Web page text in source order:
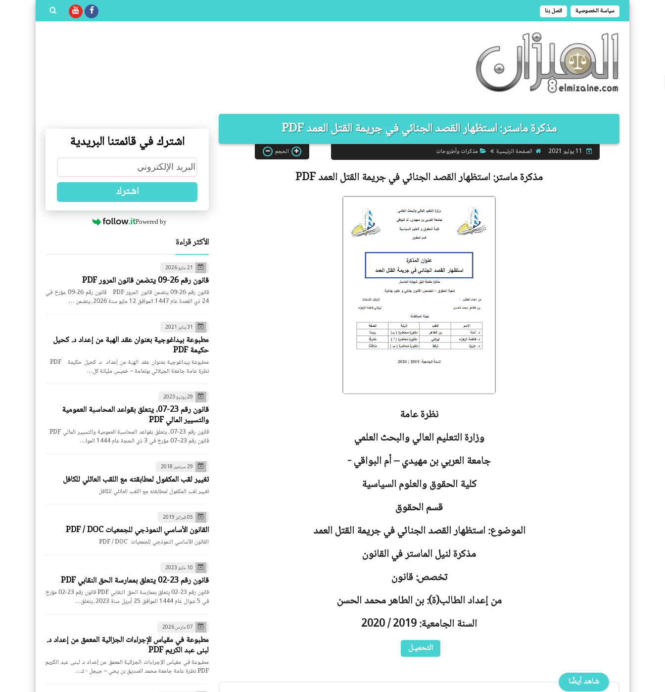
سياسة الخصوصية اتصل بنا
مذكرة ماستر: استظهار القصد الجنائي في جريمة القتل العمد PDF
الصفحة الرئيسية مذكرات وأطروحات الحجم
مذكرة ماستر:استظهار القصد الجنائي في جريمة القتل العمدPDF
نظرة عامة
وزارة التعليم العالي والبحث العلمي
جامعةالعربي بن مهيدي – أم البواقي -
كلية الحقوق والعلوم السياسية
قسم الحقوق
الموضوع: استظهار القصد الجنائي في جريمة القتل العمد
مذكرة لنيل الماستر في القانون
تخصص: قانون
من إعداد الطالب(ة): بن الطاهر محمد الحسن
السنة الجامعية: 2019 / 2020
التحميـل
شاهد أيضًا
اشترك في قائمتنا البريدية
اشترك
Powered by
الأكثر قراءة
21 مايو 2026
قانون رقم 26-09 يتضمن قانون المرور PDF
قانون رقم 26-09 يتضمن قانون المرور PDF قانون رقم 26-09 مؤرخ في
24 ذي القعدة عام 1447 الموافق 12 مايو سنة 2026، يتضمن …
31 يناير 2021
مطبوعة بيداغوجية بعنوان عقد الهبة من إعداد د. كحيل
حكيمة PDF
نظرة عامة جامعة الجيلالي بونعامة – خميس مليانة كل…
29 يونيو 2023
قانون رقم 23-07، يتعلق بقواعد المحاسبة العمومية
والتسيير المالي PDF
قانون رقم 23–07 مؤرخ في 3 ذي الحجة عام 1444 الموا…
29 سبتمبر 2018
تغيير لقب المكفول لمطابقته مع اللقب العائلي للكافل
تغيير لقب المكفول لمطابقته مع اللقب العائلي للكافل
05 فبراير 2019
القانون الأساسي النموذجي للجمعيات PDF / DOC
القانون الأساسي النموذجي للجمعيات PDF / DOC
10 مايو 2023
قانون رقم 23-02 يتعلق بممارسة الحق النقابي PDF
قانون رقم 23-02 يتعلق بممارسة الحق النقابي PDF قانون رقم 23-02 مؤرخ
في 5 شوال عام 1444 الموافق 25 أبريل سنة 2023، يتعلق…
07 مارس 2026
مطبوعة في مقياس الإجراءات الجزائية المعمق من إعداد د.
لبنى عبد الكريم PDF
مطبوعة في مقياس الإجراءات الجزائية المعمق من إعداد د. لبنى عبد الكريم
PDF نظرة عامة جامعة محمد الصديق بن يحي – جيجل - ك…